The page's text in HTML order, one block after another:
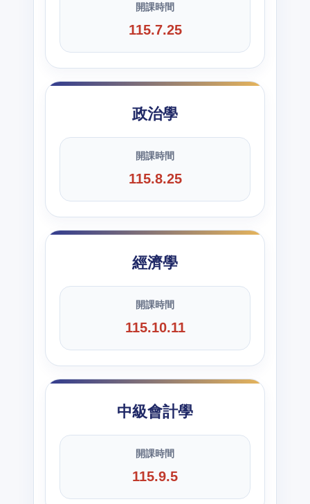
開課時間
115.7.25
政治學
開課時間
115.8.25
經濟學
開課時間
115.10.11
中級會計學
開課時間
115.9.5